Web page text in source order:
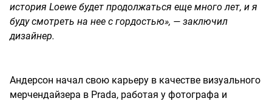
история Loewe будет продолжаться еще много лет, и я
буду смотреть на нее с гордостью», — заключил
дизайнер.
Андерсон начал свою карьеру в качестве визуального
мерчендайзера в Prada, работая у фотографа и